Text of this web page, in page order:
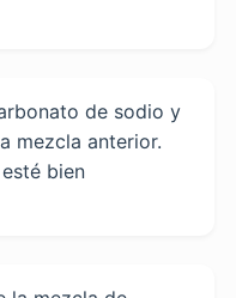
de sodio y
mezcla anterior.
bien